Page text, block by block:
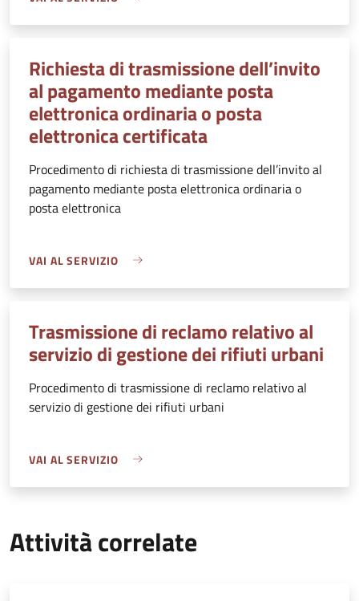
Richiesta di trasmissione dell’invito
al pagamento mediante posta
elettronica ordinaria o posta
elettronica certificata
Procedimento di richiesta di trasmissione dell’invito al
pagamento mediante posta elettronica ordinaria o
posta elettronica
VAI AL SERVIZIO
Trasmissione di reclamo relativo al
servizio di gestione dei rifiuti urbani
Procedimento di trasmissione di reclamo relativo al
servizio di gestione dei rifiuti urbani
VAI AL SERVIZIO
Attività correlate